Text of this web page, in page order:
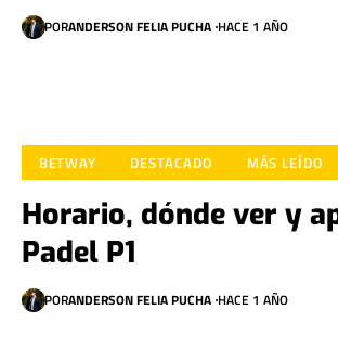
PORANDERSON FELIA PUCHA HACE 1 AÑO
BETWAY DESTACADO MÁS LEÍDO
Horario, dónde ver y
Padel P1
PORANDERSON FELIA PUCHA HACE 1 AÑO